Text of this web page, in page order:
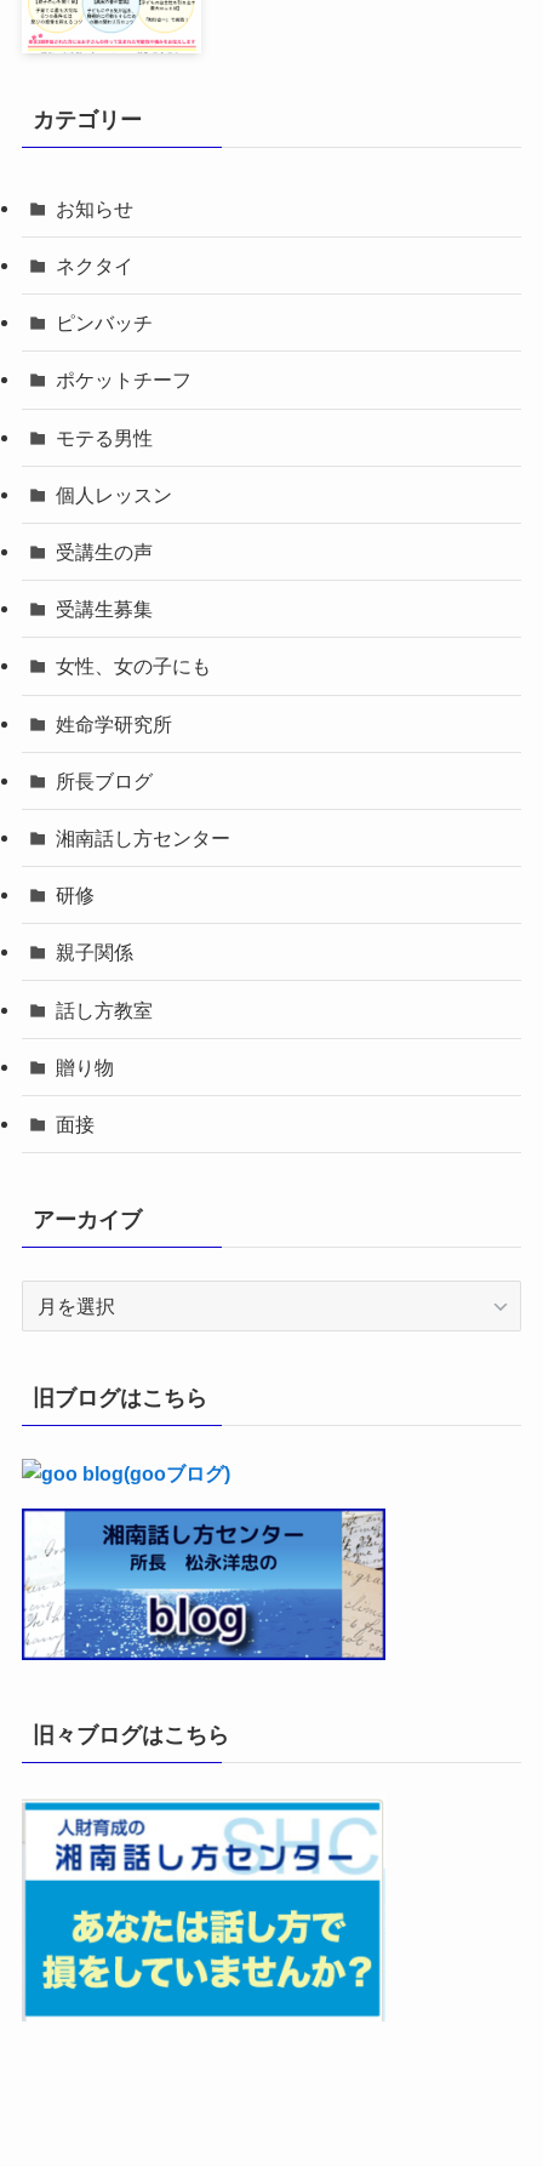
カテゴリー
お知らせ
ネクタイ
ピンバッチ
ポケットチーフ
モテる男性
個人レッスン
受講生の声
受講生募集
女性、女の子にも
姓命学研究所
所長ブログ
湘南話し方センター
研修
親子関係
話し方教室
贈り物
面接
アーカイブ
イ
ブ
旧ブログはこちら
旧々ブログはこちら